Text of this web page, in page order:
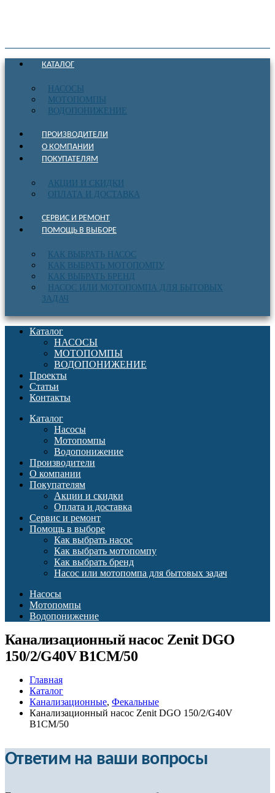
КАТАЛОГ
НАСОСЫ
МОТОПОМПЫ
ВОДОПОНИЖЕНИЕ
ПРОИЗВОДИТЕЛИ
О КОМПАНИИ
ПОКУПАТЕЛЯМ
АКЦИИ И СКИДКИ
ОПЛАТА И ДОСТАВКА
СЕРВИС И РЕМОНТ
ПОМОЩЬ В ВЫБОРЕ
КАК ВЫБРАТЬ НАСОС
КАК ВЫБРАТЬ МОТОПОМПУ
КАК ВЫБРАТЬ БРЕНД
НАСОС ИЛИ МОТОПОМПА ДЛЯ БЫТОВЫХ
ЗАДАЧ
Каталог
НАСОСЫ
МОТОПОМПЫ
ВОДОПОНИЖЕНИЕ
Проекты
Статьи
Контакты
Каталог
Насосы
Мотопомпы
Водопонижение
Производители
О компании
Покупателям
Акции и скидки
Оплата и доставка
Сервис и ремонт
Помощь в выборе
Как выбрать насос
Как выбрать мотопомпу
Как выбрать бренд
Насос или мотопомпа для бытовых задач
Насосы
Мотопомпы
Водопонижение
Канализационный насос Zenit DGO
150/2/G40V B1CM/50
Главная
Каталог
Канализационные, Фекальные
Канализационный насос Zenit DGO 150/2/G40V
B1CM/50
Ответим на ваши вопросы